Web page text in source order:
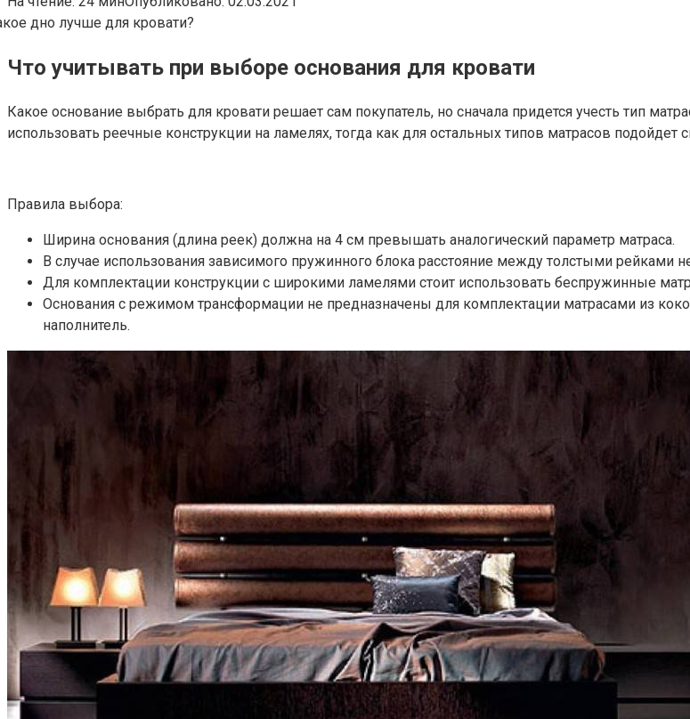
Что учитывать при выборе основания для кровати
Какое основание выбрать для кровати решает сам покупатель, но сначала придется учесть тип
использовать реечные конструкции на ламелях, тогда как для остальных типов матрасов подойдет
Правила выбора:
Ширина основания (длина реек) должна на 4 см превышать аналогический параметр матраса.
В случае использования зависимого пружинного блока расстояние между толстыми
Для комплектации конструкции с широкими ламелями стоит использовать беспружинные
Основания с режимом трансформации не предназначены для комплектации матрасами из
наполнитель.